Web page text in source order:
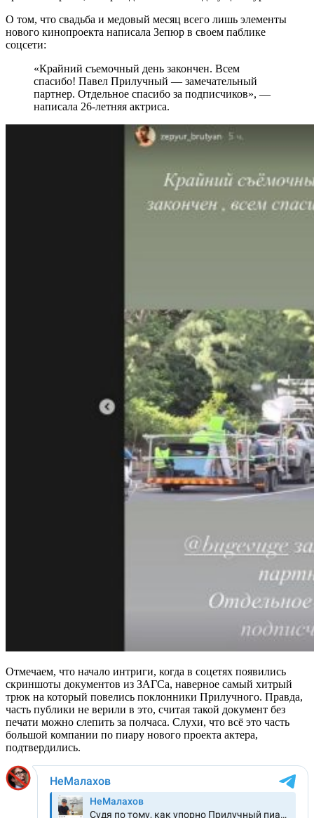
О том, что свадьба и медовый месяц всего лишь элементы
нового кинопроекта написала Зепюр в своем паблике
соцсети:
«Крайний съемочный день закончен. Всем
спасибо! Павел Прилучный — замечательный
партнер. Отдельное спасибо за подписчиков», —
написала 26-летняя актриса.
Отмечаем, что начало интриги, когда в соцетях появились
скриншоты документов из ЗАГСа, наверное самый хитрый
трюк на который повелись поклонники Прилучного. Правда,
часть публики не верили в это, считая такой документ без
печати можно слепить за полчаса. Слухи, что всё это часть
большой компании по пиару нового проекта актера,
подтвердились.